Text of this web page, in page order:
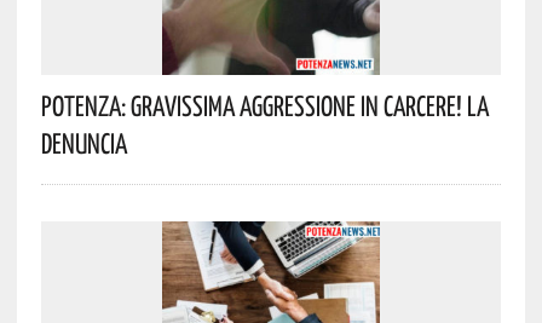
Potenza: Gravissima Aggressione In Carcere! La
Denuncia